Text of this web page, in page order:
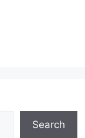
Search